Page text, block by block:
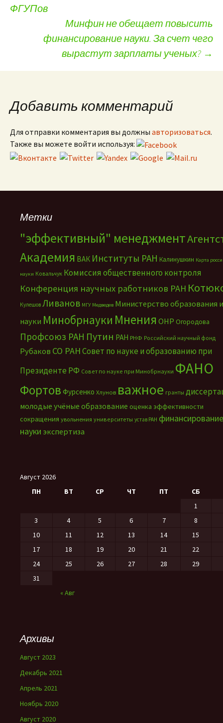
Навигация по записям
ФГУПов
Минфин не обещает повысить
финансирование науки. За счет чего
вырастут зарплаты ученых? →
Добавить комментарий
Для отправки комментария вы должны авторизоваться.
Также вы можете войти используя:
Метки
"эффективный" менеджмент
Академия ВАК Институты РАН Калинушкин Карта
науки Ковальчук Комиссия общественного контроля
Конференция научных работников РАН
Кулешов Ливанов МГУ Медведев Министерство образования и
науки Минобрнауки Мнения ОНР Огородова
Профсоюз РАН Путин РАН РНФ Российский научный фонд
Рубаков СО РАНСовет по науке и образованию при
Президенте РФ Совет по науке при Минобрнауки ФАНО
Фортов Фурсенко Хлунов важное гранты
молодые учёные образование оценка эффективности
сокращения увольнения университеты устав РАН финансирование
науки экспертиза
Август 2026
ПН
ВТ СР ЧТ ПТ СБ
« Авг
1
3
4 5 6 7
8
10
11 12 13 14
15
17
18 19 20 21
22
24
25 26 27 28
29
31
Архивы
Август 2023
Декабрь 2021
Апрель 2021
Ноябрь 2020
Август 2020